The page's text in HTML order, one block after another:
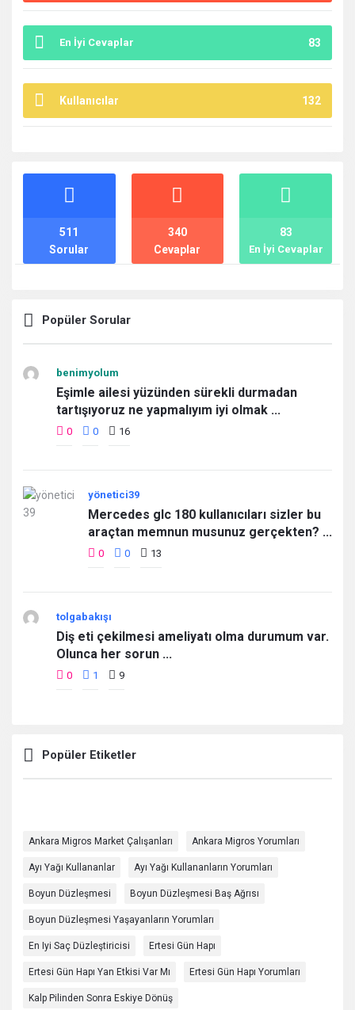
En İyi Cevaplar 83
Kullanıcılar 132
İstatistikler
Sorular
511
Cevaplar
340
En İyi Cevaplar
83
Popüler Sorular
benimyolum
Eşimle ailesi yüzünden sürekli durmadan
tartışıyoruz ne yapmalıyım iyi olmak ...
0 0 16
yönetici39
Mercedes glc 180 kullanıcıları sizler bu
araçtan memnun musunuz gerçekten? ...
0 0 13
tolgabakışı
Diş eti çekilmesi ameliyatı olma durumum var.
Olunca her sorun ...
0 1 9
Popüler Etiketler
Ankara Migros Market Çalışanları Ankara Migros Yorumları
Ayı Yağı Kullananlar Ayı Yağı Kullananların Yorumları
Boyun Düzleşmesi Boyun Düzleşmesi Baş Ağrısı
Boyun Düzleşmesi Yaşayanların Yorumları
En Iyi Saç Düzleştiricisi Ertesi Gün Hapı
Ertesi Gün Hapı Yan Etkisi Var Mı Ertesi Gün Hapı Yorumları
Kalp Pilinden Sonra Eskiye Dönüş